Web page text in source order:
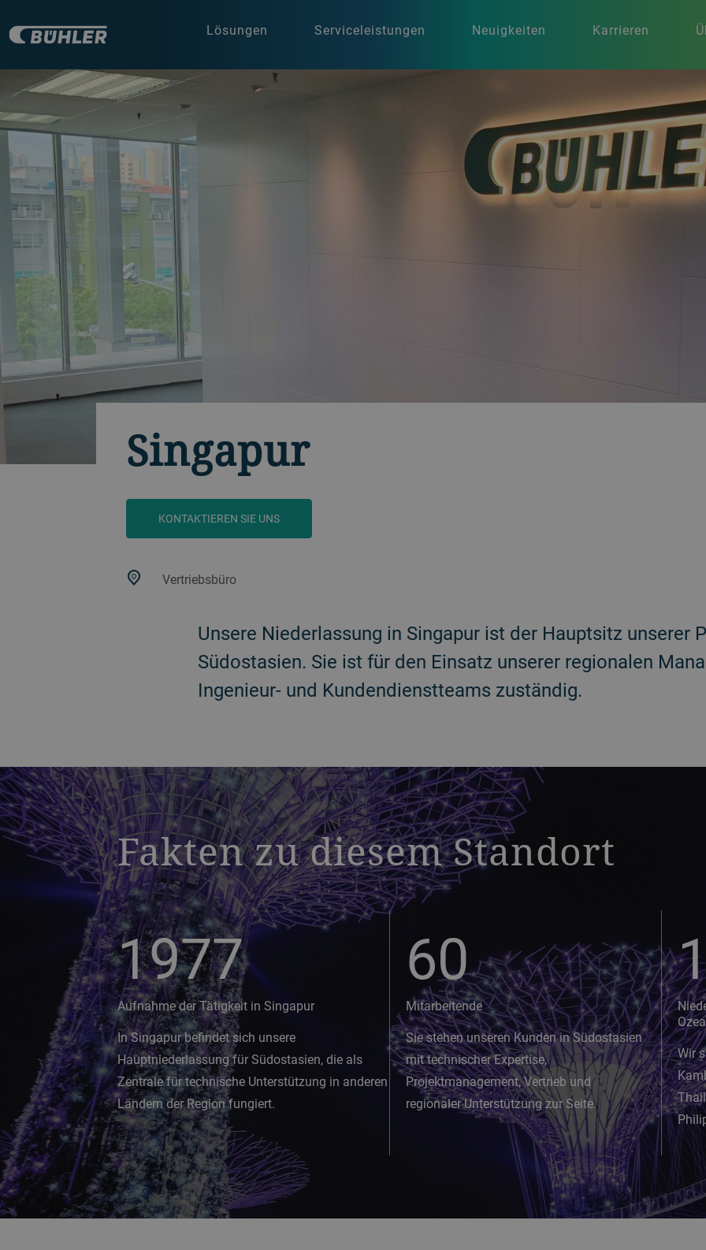
Lösungen Serviceleistungen Neuigkeiten Karrieren
Singapur
KONTAKTIEREN SIE UNS
Vertriebsbüro
Unsere Niederlassung in Singapur ist der Hauptsitz unserer
Südostasien. Sie ist für den Einsatz unserer regionalen
Ingenieur- und Kundendienstteams zuständig.
a decorative background image
Fakten zu diesem Standort
1977
Aufnahme der Tätigkeit in Singapur
In Singapur befindet sich unsere
Hauptniederlassung für Südostasien, die als
Zentrale für technische Unterstützung in anderen
Ländern der Region fungiert.
60
Mitarbeitende
Sie stehen unseren Kunden in Südostasien
mit technischer Expertise,
Projektmanagement, Vertrieb und
regionaler Unterstützung zur Seite.
Wir